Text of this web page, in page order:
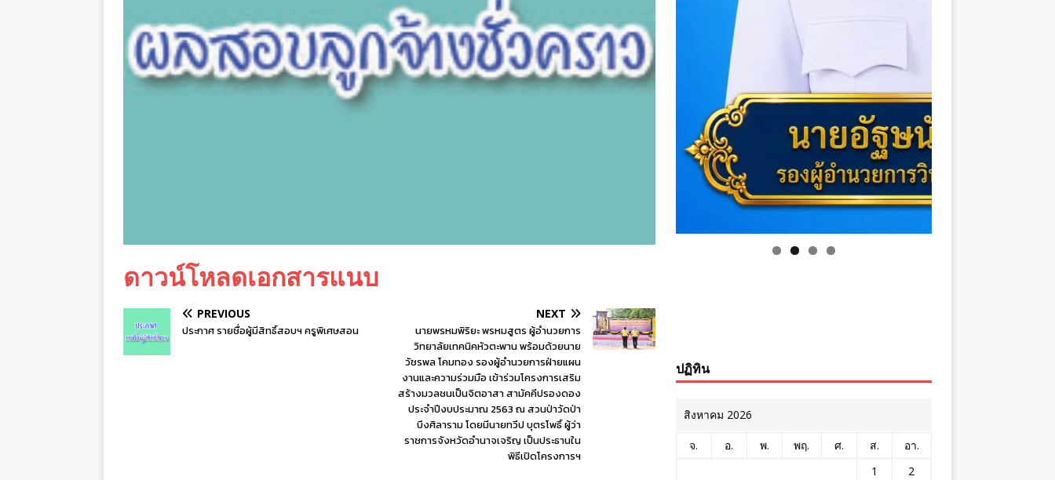
ดาวน์โหลดเอกสารแนบ
PREVIOUS
ประกาศ รายชื่อผู้มีสิทธิ์สอบฯ ครูพิเศษสอน
NEXT
นายพรหมพิริยะ พรหมสูตร ผู้อำนวยการ
วิทยาลัยเทคนิคหัวตะพาน พร้อมด้วยนาย
วัชรพล โคมทอง รองผู้อำนวยการฝ่ายแผน
งานและความร่วมมือ เข้าร่วมโครงการเสริม
สร้างมวลชนเป็นจิตอาสา สามัคคีปรองดอง
ประจำปีงบประมาณ 2563 ณ สวนป่าวัดป่า
บึงศิลาราม โดยมีนายทวีป บุตรโพธิ์ ผู้ว่า
ราชการจังหวัดอำนาจเจริญ เป็นประธานใน
พิธีเปิดโครงการฯ
ปฏิทิน
สิงหาคม 2026
จ. อ. พ. พฤ. ศ. ส.
อา.
1
2